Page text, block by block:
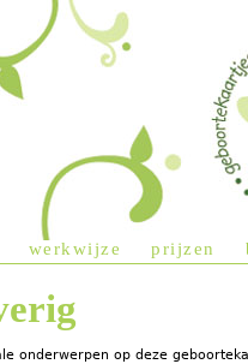
onderwerpen op deze
werkwijze prijzen